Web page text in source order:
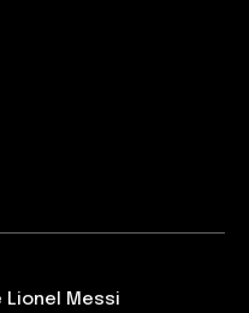
Lionel Messi